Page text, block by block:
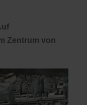
Zentrum von